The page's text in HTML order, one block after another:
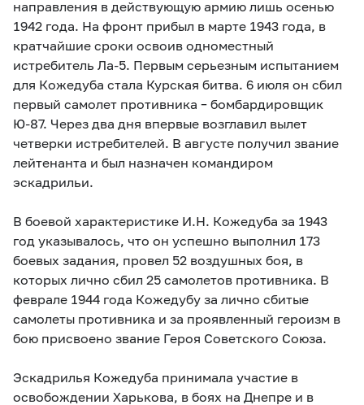
направления в действующую армию лишь осенью
1942 года. На фронт прибыл в марте 1943 года, в
кратчайшие сроки освоив одноместный
истребитель Ла-5. Первым серьезным испытанием
для Кожедуба стала Курская битва. 6 июля он сбил
первый самолет противника – бомбардировщик
Ю-87. Через два дня впервые возглавил вылет
четверки истребителей. В августе получил звание
лейтенанта и был назначен командиром
эскадрильи.
В боевой характеристике И.Н. Кожедуба за 1943
год указывалось, что он успешно выполнил 173
боевых задания, провел 52 воздушных боя, в
которых лично сбил 25 самолетов противника. В
феврале 1944 года Кожедубу за лично сбитые
самолеты противника и за проявленный героизм в
бою присвоено звание Героя Советского Союза.
Эскадрилья Кожедуба принимала участие в
освобождении Харькова, в боях на Днепре и в